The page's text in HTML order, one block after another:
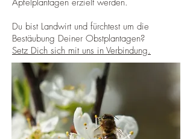
Du bist Landwirt und fürchtest um die
Bestäubung Deiner Obstplantagen?
Setz Dich sich mit uns in Verbindung.